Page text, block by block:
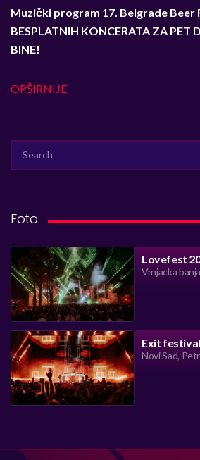
Muzički program 17. Belgrade Beer
BESPLATNIH KONCERATA ZA PET
BINE!
OPŠIRNIJE
FOR:
Foto
Lovefest
Vrnjacka banja
Exit
Novi Sad,